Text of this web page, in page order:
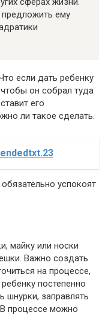
ему
если дать ребенку
он собрал туда
его
ли такое сделать.
успокоят
майку или носки
Важно создать
на процессе,
постепенно
шнурки, заправлять
процессе можно